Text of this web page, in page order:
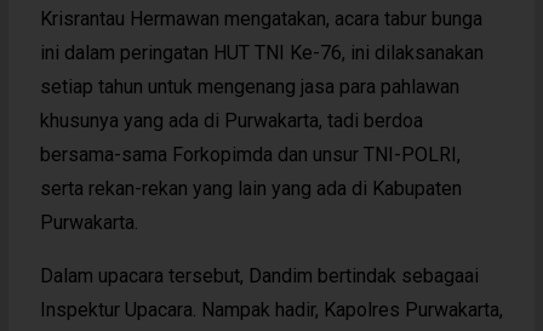
Krisrantau Hermawan mengatakan, acara tabur bunga
ini dalam peringatan HUT TNI Ke-76, ini dilaksanakan
setiap tahun untuk mengenang jasa para pahlawan
khusunya yang ada di Purwakarta, tadi berdoa
bersama-sama Forkopimda dan unsur TNI-POLRI,
serta rekan-rekan yang lain yang ada di Kabupaten
Purwakarta.
Dalam upacara tersebut, Dandim bertindak sebagaai
Inspektur Upacara. Nampak hadir, Kapolres Purwakarta,